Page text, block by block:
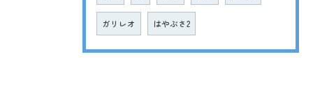
ガリレオ はやぶさ2